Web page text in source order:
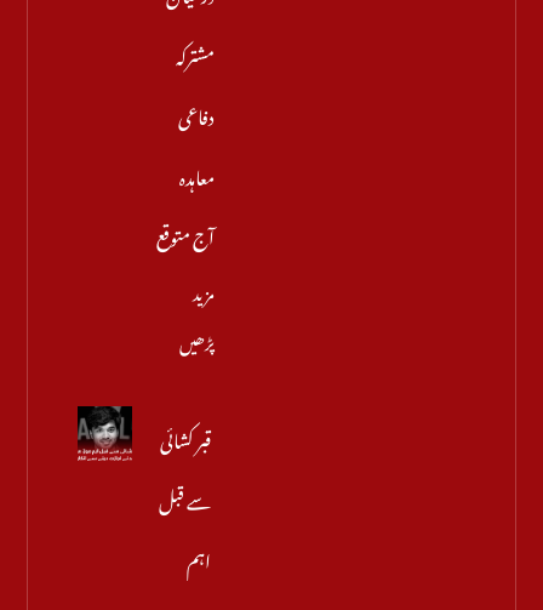
مشترکہ
دفاعی
معاہدہ
آج متوقع
مزید
پڑھیں
قبر کشائی
سے قبل
اہم